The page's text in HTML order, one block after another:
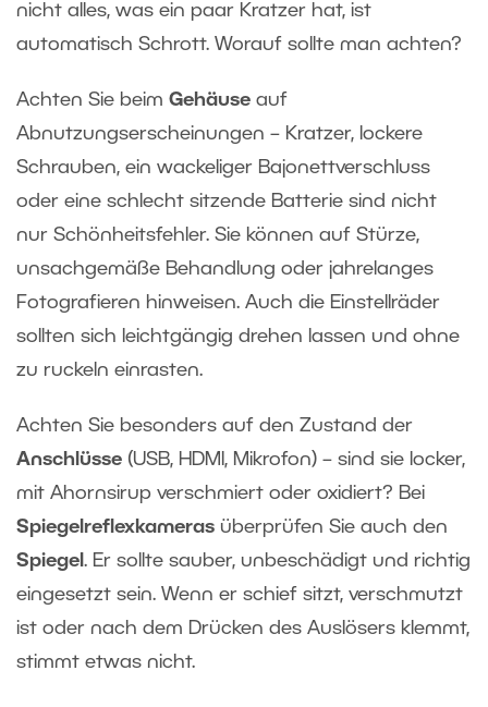
nicht alles, was ein paar Kratzer hat, ist
automatisch Schrott. Worauf sollte man achten?
Achten Sie beim Gehäuse auf
Abnutzungserscheinungen – Kratzer, lockere
Schrauben, ein wackeliger Bajonettverschluss
oder eine schlecht sitzende Batterie sind nicht
nur Schönheitsfehler. Sie können auf Stürze,
unsachgemäße Behandlung oder jahrelanges
Fotografieren hinweisen. Auch die Einstellräder
sollten sich leichtgängig drehen lassen und ohne
zu ruckeln einrasten.
Achten Sie besonders auf den Zustand der
Anschlüsse (USB, HDMI, Mikrofon) – sind sie locker,
mit Ahornsirup verschmiert oder oxidiert? Bei
Spiegelreflexkameras überprüfen Sie auch den
Spiegel . Er sollte sauber, unbeschädigt und richtig
eingesetzt sein. Wenn er schief sitzt, verschmutzt
ist oder nach dem Drücken des Auslösers klemmt,
stimmt etwas nicht.